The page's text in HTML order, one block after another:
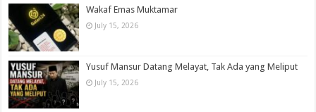
Wakaf Emas Muktamar
July 15, 2026
Yusuf Mansur Datang Melayat, Tak Ada yang Meliput
July 15, 2026